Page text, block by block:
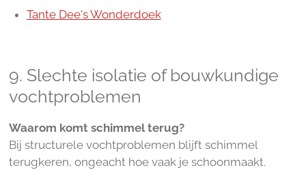
Tante Dee's Wonderdoek
9. Slechte isolatie of bouwkundige
vochtproblemen
Waarom komt schimmel terug?
Bij structurele vochtproblemen blijft schimmel
terugkeren, ongeacht hoe vaak je schoonmaakt.